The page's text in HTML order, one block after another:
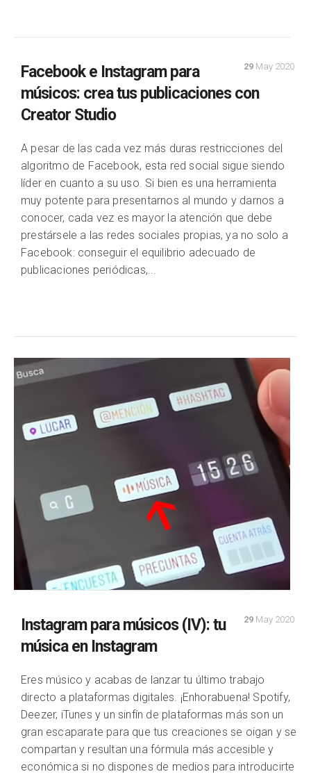
29 May 2020
Facebook e Instagram para
músicos: crea tus publicaciones con
Creator Studio
A pesar de las cada vez más duras restricciones del
algoritmo de Facebook, esta red social sigue siendo
líder en cuanto a su uso. Si bien es una herramienta
muy potente para presentarnos al mundo y darnos a
conocer, cada vez es mayor la atención que debe
prestársele a las redes sociales propias, ya no solo a
Facebook: conseguir el equilibrio adecuado de
publicaciones periódicas,...
29 May 2020
Instagram para músicos (IV): tu
música en Instagram
Eres músico y acabas de lanzar tu último trabajo
directo a plataformas digitales. ¡Enhorabuena! Spotify,
Deezer, iTunes y un sinfín de plataformas más son un
gran escaparate para que tus creaciones se oigan y se
compartan y resultan una fórmula más accesible y
económica si no dispones de medios para introducirte